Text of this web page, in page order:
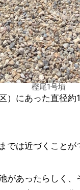
樫尾1号墳
）にあった直径
では近づくことが
があったらしく